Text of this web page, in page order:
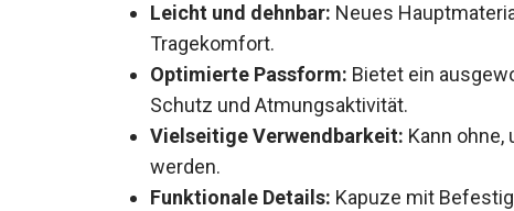
Leicht und dehnbar: Neues
Tragekomfort.
Optimierte Passform: Bietet ein
Schutz und Atmungsaktivität.
Vielseitige Verwendbarkeit: Kann
werden.
Funktionale Details: Kapuze mit